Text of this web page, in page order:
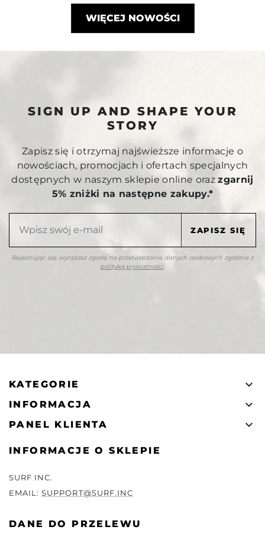
WIĘCEJ NOWOŚCI
SIGN UP AND SHAPE YOUR
STORY
Zapisz się i otrzymaj najświeższe informacje o
nowościach, promocjach i ofertach specjalnych
dostępnych w naszym sklepie online orazzgarnij
5% zniżki na następne zakupy.*
Rejestrując się, wyrażasz zgodę na przetwarzanie danych osobowych zgodnie z
polityką prywatności.
KATEGORIE 
INFORMACJA 
PANEL KLIENTA 
INFORMACJE O SKLEPIE
SURF INC.
EMAIL:SUPPORT@SURF.INC
DANE DO PRZELEWU